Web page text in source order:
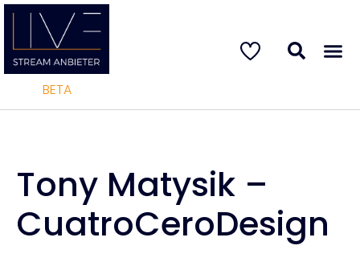
BETA
Tony Matysik –
CuatroCeroDesign